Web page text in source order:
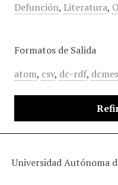
Defunción, Literatura,
Formatos de Salida
atom, csv, dc-rdf,
Universidad Autónoma